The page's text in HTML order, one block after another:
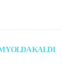
YOLDA KALDI